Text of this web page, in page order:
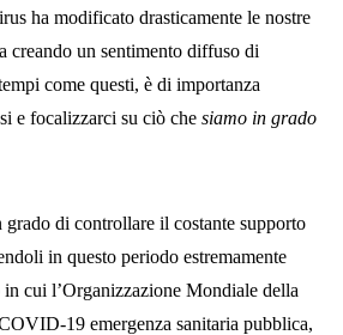
ha modificato drasticamente le nostre
creando un sentimento diffuso di
come questi, è di importanza
e focalizzarci su ciò che siamo in grado
di controllare il costante supporto
in questo periodo estremamente
cui l’Organizzazione Mondiale della
19 emergenza sanitaria pubblica,